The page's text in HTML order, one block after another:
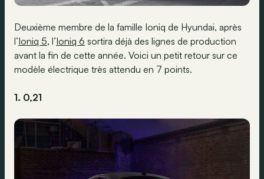
Deuxième membre de la famille Ioniq de Hyundai, après
l’Ioniq 5, l’Ioniq 6 sortira déjà des lignes de production
avant la fin de cette année. Voici un petit retour sur ce
modèle électrique très attendu en 7 points.
1. 0,21